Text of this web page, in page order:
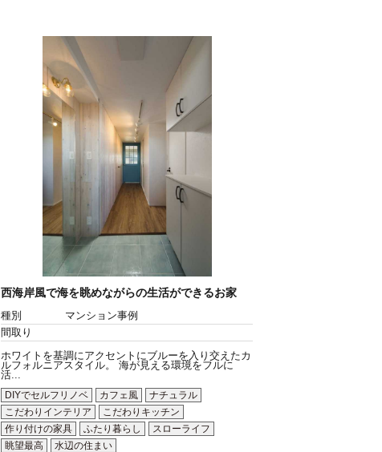
西海岸風で海を眺めながらの生活ができるお家
種別
マンション事例
間取り
ホワイトを基調にアクセントにブルーを入り交えたカ
ルフォルニアスタイル。 海が見える環境をフルに
活...
DIYでセルフリノベ
カフェ風
ナチュラル
こだわりインテリア
こだわりキッチン
作り付けの家具
ふたり暮らし
スローライフ
眺望最高
水辺の住まい